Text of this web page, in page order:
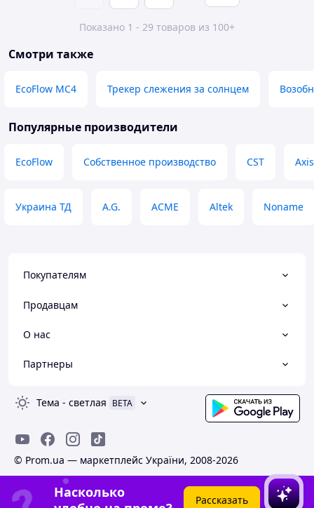
Показано 1 - 29 товаров из 100+
Смотри также
EcoFlow MC4 Трекер слежения за солнцем
Популярные производители
EcoFlow Собственное производство CST Axis
Украина ТД A.G. ACME Altek Noname
Покупателям
Продавцам
О нас
Партнеры
Тема - светлая BETA
© Prom.ua — маркетплейс України, 2008-2026
Насколько
Рассказать